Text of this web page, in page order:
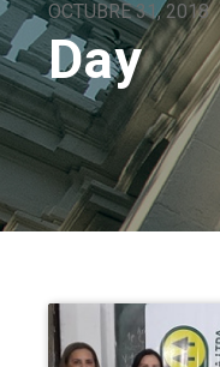
OCTUBRE 31, 2018
Day